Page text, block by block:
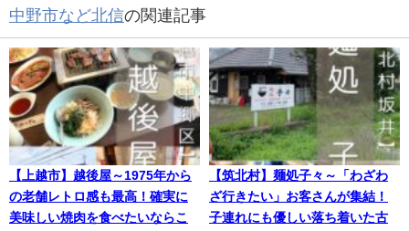
中野市など北信の関連記事
【上越市】越後屋～1975年から
の老舗レトロ感も最高！確実に
美味しい焼肉を食べたいならこ
【筑北村】麺処子々～「わざわ
ざ行きたい」お客さんが集結！
子連れにも優しい落ち着いた古